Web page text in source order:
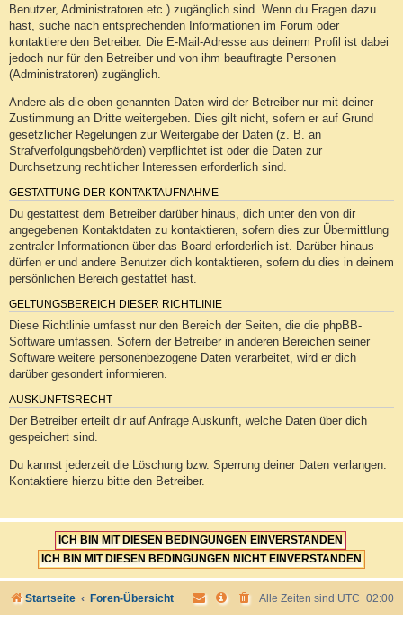
Benutzer, Administratoren etc.) zugänglich sind. Wenn du Fragen dazu
hast, suche nach entsprechenden Informationen im Forum oder
kontaktiere den Betreiber. Die E-Mail-Adresse aus deinem Profil ist dabei
jedoch nur für den Betreiber und von ihm beauftragte Personen
(Administratoren) zugänglich.
Andere als die oben genannten Daten wird der Betreiber nur mit deiner
Zustimmung an Dritte weitergeben. Dies gilt nicht, sofern er auf Grund
gesetzlicher Regelungen zur Weitergabe der Daten (z. B. an
Strafverfolgungsbehörden) verpflichtet ist oder die Daten zur
Durchsetzung rechtlicher Interessen erforderlich sind.
GESTATTUNG DER KONTAKTAUFNAHME
Du gestattest dem Betreiber darüber hinaus, dich unter den von dir
angegebenen Kontaktdaten zu kontaktieren, sofern dies zur Übermittlung
zentraler Informationen über das Board erforderlich ist. Darüber hinaus
dürfen er und andere Benutzer dich kontaktieren, sofern du dies in deinem
persönlichen Bereich gestattet hast.
GELTUNGSBEREICH DIESER RICHTLINIE
Diese Richtlinie umfasst nur den Bereich der Seiten, die die phpBB-
Software umfassen. Sofern der Betreiber in anderen Bereichen seiner
Software weitere personenbezogene Daten verarbeitet, wird er dich
darüber gesondert informieren.
AUSKUNFTSRECHT
Der Betreiber erteilt dir auf Anfrage Auskunft, welche Daten über dich
gespeichert sind.
Du kannst jederzeit die Löschung bzw. Sperrung deiner Daten verlangen.
Kontaktiere hierzu bitte den Betreiber.
Startseite Foren-Übersicht Alle Zeiten sind UTC+02:00